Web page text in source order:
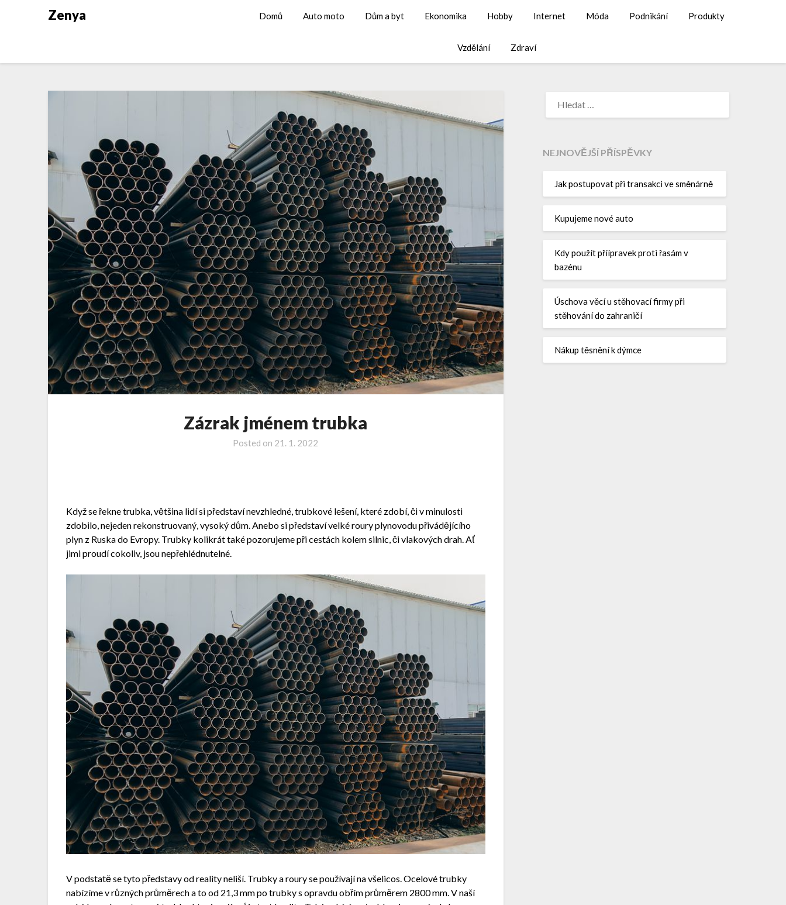
Zenya Domů Auto moto Dům a byt Ekonomika Hobby Internet Móda Podnikání Produkty
Vzdělání Zdraví
Zázrak jménem trubka
Posted on 21. 1. 2022
Když se řekne trubka, většina lidí si představí nevzhledné, trubkové lešení, které zdobí, či v minulosti
zdobilo, nejeden rekonstruovaný, vysoký dům. Anebo si představí velké roury plynovodu přivádějícího
plyn z Ruska do Evropy. Trubky kolikrát také pozorujeme při cestách kolem silnic, či vlakových drah. Ať
jimi proudí cokoliv, jsou nepřehlédnutelné.
V podstatě se tyto představy od reality neliší. Trubky a roury se používají na všelicos. Ocelové trubky
nabízíme v různých průměrech a to od 21,3 mm po trubky s opravdu obřím průměrem 2800 mm. V naší
NEJNOVĚJŠÍ PŘÍSPĚVKY
Jak postupovat při transakci ve směnárně
Kupujeme nové auto
Kdy použít příípravek proti řasám v
bazénu
Úschova věcí u stěhovací firmy při
stěhování do zahraničí
Nákup těsnění k dýmce